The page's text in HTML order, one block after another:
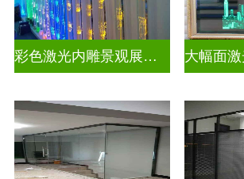
彩色激光内雕景观展示发光玻璃